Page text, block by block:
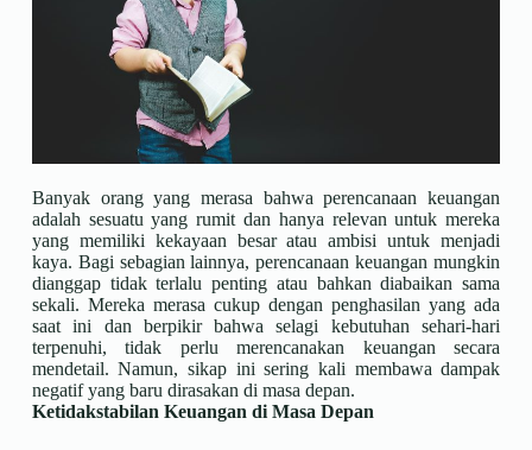
Banyak orang yang merasa bahwa perencanaan keuangan
adalah sesuatu yang rumit dan hanya relevan untuk mereka
yang memiliki kekayaan besar atau ambisi untuk menjadi
kaya. Bagi sebagian lainnya, perencanaan keuangan mungkin
dianggap tidak terlalu penting atau bahkan diabaikan sama
sekali. Mereka merasa cukup dengan penghasilan yang ada
saat ini dan berpikir bahwa selagi kebutuhan sehari-hari
terpenuhi, tidak perlu merencanakan keuangan secara
mendetail. Namun, sikap ini sering kali membawa dampak
negatif yang baru dirasakan di masa depan.
Ketidakstabilan Keuangan di Masa Depan